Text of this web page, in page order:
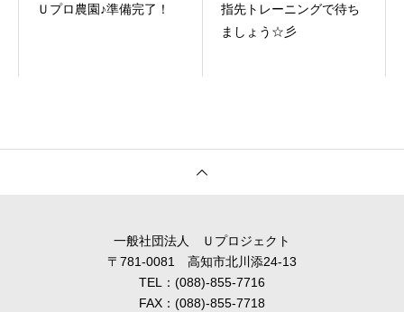
Ｕプロ農園♪準備完了！
指先トレーニングで待ち
ましょう☆彡
一般社団法人 Ｕプロジェクト
〒781-0081 高知市北川添24-13
TEL：(088)-855-7716
FAX：(088)-855-7718